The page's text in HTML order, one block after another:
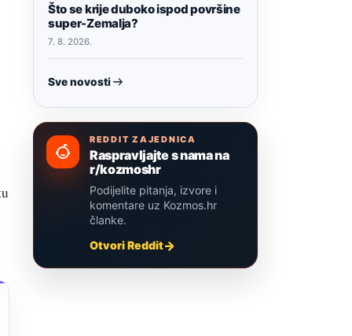
Što se krije duboko ispod površine
super-Zemalja?
7. 8. 2026.
Sve novosti
REDDIT ZAJEDNICA
Raspravljajte s nama na
r/kozmoshr
Podijelite pitanja, izvore i
komentare uz Kozmos.hr
članke.
Otvori Reddit